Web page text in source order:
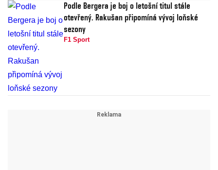
Podle Bergera je boj o letošní titul stále
otevřený. Rakušan připomíná vývoj loňské
sezony
F1 Sport